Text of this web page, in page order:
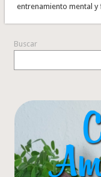
entrenamiento mental
Buscar